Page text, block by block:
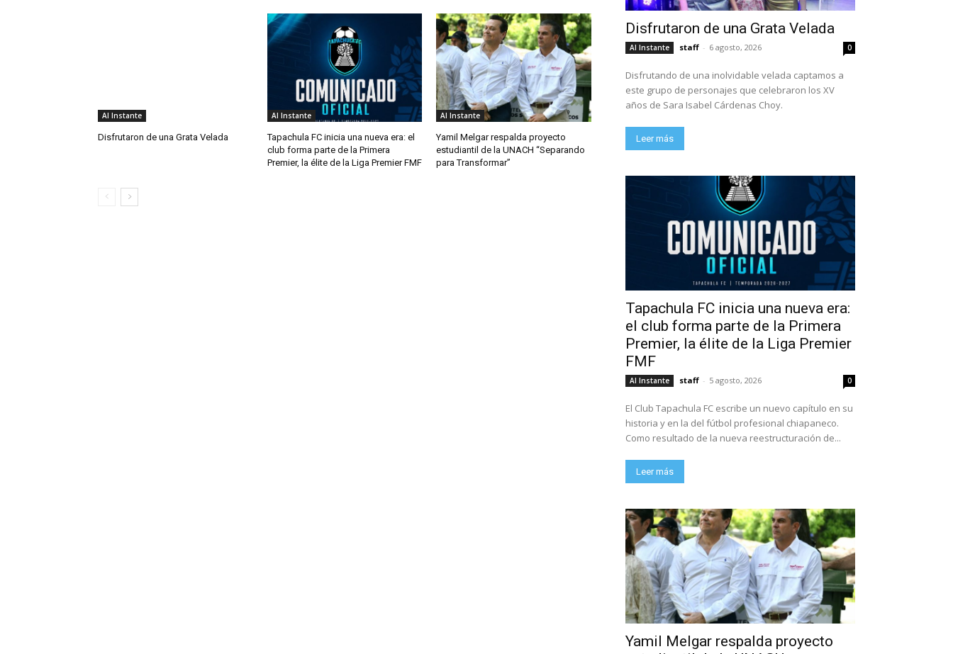
Al Instante
Disfrutaron de una Grata Velada
Al Instante
Tapachula FC inicia una nueva era: el
club forma parte de la Primera
Premier, la élite de la Liga Premier FMF
Al Instante
Yamil Melgar respalda proyecto
estudiantil de la UNACH “Separando
para Transformar”
Disfrutaron de una Grata Velada
Al Instante staff - 6 agosto, 2026 0
Disfrutando de una inolvidable velada captamos a
este grupo de personajes que celebraron los XV
años de Sara Isabel Cárdenas Choy.
Leer más
Tapachula FC inicia una nueva era:
el club forma parte de la Primera
Premier, la élite de la Liga Premier
FMF
Al Instante staff - 5 agosto, 2026 0
El Club Tapachula FC escribe un nuevo capítulo en su
historia y en la del fútbol profesional chiapaneco.
Como resultado de la nueva reestructuración de...
Leer más
Yamil Melgar respalda proyecto